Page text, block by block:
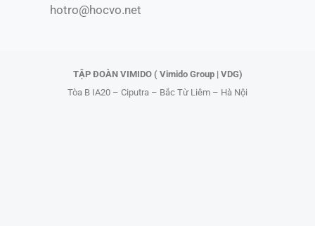
hotro@hocvo.net
o
t
TẬP ĐOÀN VIMIDO ( Vimido Group | VDG)
Tòa B IA20 – Ciputra – Bắc Từ Liêm – Hà Nội